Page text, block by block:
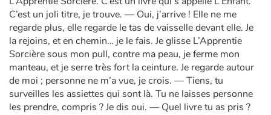
C’est un joli titre, je trouve. — Oui, j’arrive ! Elle ne me
regarde plus, elle regarde le tas de vaisselle devant elle. Je
la rejoins, et en chemin… je le fais. Je glisse L’Apprentie
Sorcière sous mon pull, contre ma peau, je ferme mon
manteau, et je serre très fort la ceinture. Je regarde autour
de moi ; personne ne m’a vue, je crois. — Tiens, tu
surveilles les assiettes qui sont là. Tu ne laisses personne
les prendre, compris ? Je dis oui. — Quel livre tu as pris ?